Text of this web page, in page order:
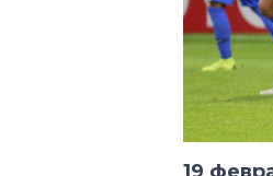
19
раунда